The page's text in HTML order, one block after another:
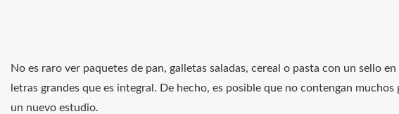
No es raro ver paquetes de pan, galletas saladas, cereal o pasta con un sello
letras grandes que es integral. De hecho, es posible que no contengan muchos
un nuevo estudio.